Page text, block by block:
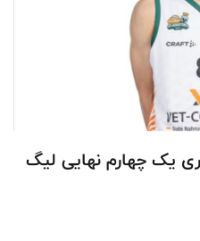
یک چهارم نهایی لیگ